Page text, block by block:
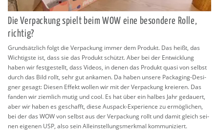
Die Ver­pa­ckung spielt beim WOW eine be­son­de­re Rolle,
rich­tig?
Grund­sätz­lich folgt die Ver­pa­ckung immer dem Pro­dukt. Das heißt, das
Wich­tigs­te ist, dass sie das Pro­dukt schützt. Aber bei der Ent­wick­lung
haben wir fest­ge­stellt, dass Vi­de­os, in denen das Pro­dukt quasi von selbst
durch das Bild rollt, sehr gut an­ka­men. Da haben un­se­re Pa­cka­ging-De­si­
gner ge­sagt: Die­sen Ef­fekt wol­len wir mit der Ver­pa­ckung kre­ieren. Das
fan­den wir ziem­lich mutig und cool. Es hat über ein hal­bes Jahr ge­dau­ert,
aber wir haben es ge­schafft, diese Aus­pack-Ex­pe­ri­ence zu er­mög­li­chen,
bei der das WOW von selbst aus der Ver­pa­ckung rollt und damit gleich sei­
nen ei­ge­nen USP, also sein Al­lein­stel­lungs­merk­mal kom­mu­ni­ziert.